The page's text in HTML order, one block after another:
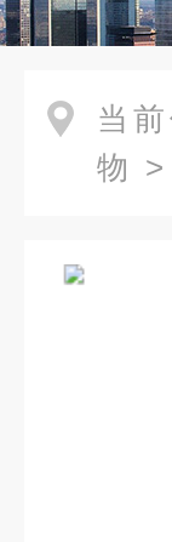
当前
物 >